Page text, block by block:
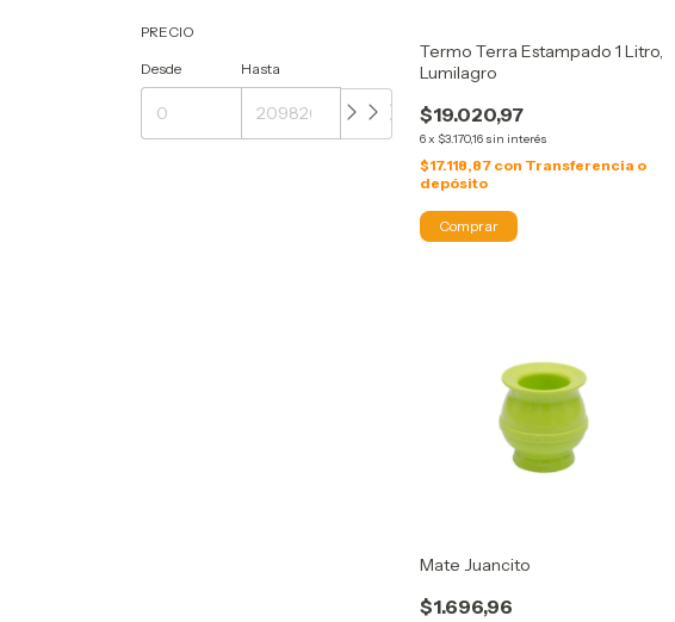
PRECIO
Desde Hasta
Termo Terra Estampado 1 Litro,
Lumilagro
$19.020,97
6x $3.170,16 sin interés
$17.118,87 con Transferencia o
depósito
Mate Juancito
$1.696,96